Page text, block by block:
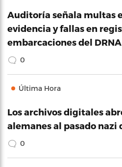
Auditoría señala multas
evidencia y fallas en
embarcaciones del DRNA
0
Última Hora
Los archivos digitales
alemanes al pasado nazi
0